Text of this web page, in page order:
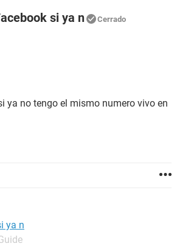
si ya n Cerrado
ya no tengo el mismo numero vivo en
ya n